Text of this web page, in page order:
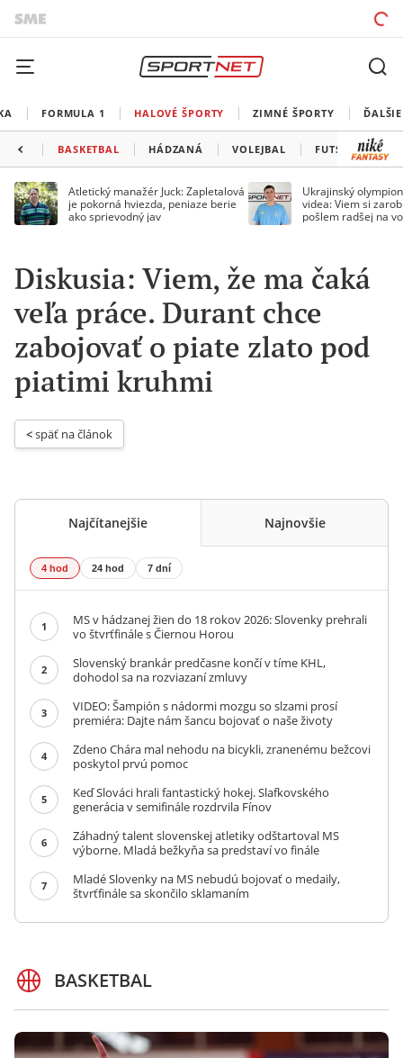
FORMULA 1 HALOVÉ ŠPORTY ZIMNÉ ŠPORTY
BASKETBAL HÁDZANÁ VOLEJBAL FUTSAL
Atletický manažér Juck: Zapletalová
je pokorná hviezda, peniaze berie
ako sprievodný jav
Ukrajinský
videa: Viem si
pošlem radšej na
Diskusia: Viem, že ma čaká
veľa práce. Durant chce
zabojovať o piate zlato pod
piatimi kruhmi
< späť na článok
Najčítanejšie Najnovšie
4 hod 24 hod 7 dní
1
MS v hádzanej žien do 18 rokov 2026: Slovenky prehrali
vo štvrťfinále s Čiernou Horou
2
Slovenský brankár predčasne končí v tíme KHL,
dohodol sa na rozviazaní zmluvy
3
VIDEO: Šampión s nádormi mozgu so slzami prosí
premiéra: Dajte nám šancu bojovať o naše životy
4
Zdeno Chára mal nehodu na bicykli, zranenému bežcovi
poskytol prvú pomoc
5
Keď Slováci hrali fantastický hokej. Slafkovského
generácia v semifinále rozdrvila Fínov
6
Záhadný talent slovenskej atletiky odštartoval MS
výborne. Mladá bežkyňa sa predstaví vo finále
7
Mladé Slovenky na MS nebudú bojovať o medaily,
štvrťfinále sa skončilo sklamaním
BASKETBAL